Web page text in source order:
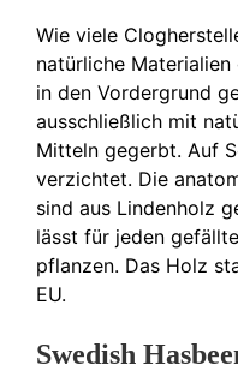
Wie viele
natürliche
in den Vordergrund
ausschließlich mit
Mitteln gegerbt. Auf
verzichtet. Die
sind aus Lindenholz
lässt für jeden
pflanzen. Das Holz
EU.
Swedish